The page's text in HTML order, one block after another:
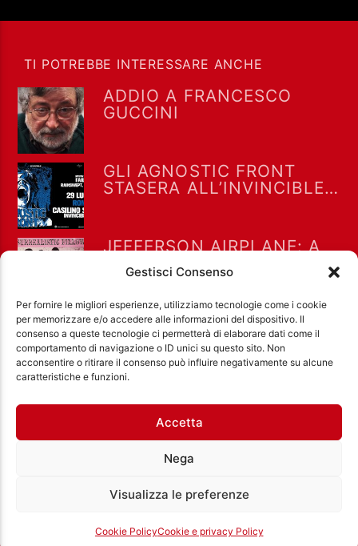
Gestisci Consenso
Per fornire le migliori esperienze, utilizziamo tecnologie come i cookie
per memorizzare e/o accedere alle informazioni del dispositivo. Il
consenso a queste tecnologie ci permetterà di elaborare dati come il
comportamento di navigazione o ID unici su questo sito. Non
acconsentire o ritirare il consenso può influire negativamente su alcune
caratteristiche e funzioni.
Accetta
Nega
Visualizza le preferenze
Cookie PolicyCookie e privacy Policy
TI POTREBBE INTERESSARE ANCHE
ADDIO A FRANCESCO
GUCCINI
GLI AGNOSTIC FRONT
STASERA ALL’INVINCIBLE
JEFFERSON AIRPLANE: A
LUGLIO 1967 “WHITE
RABBIT” RAGGIUNSE LA
POSIZIONE #8 NELLA
BILLBOARD HOT 100
Ass. Cult. Dissociazione - Codice fiscale:
Città Aperta via di Casal Bruciato 31/A, Roma